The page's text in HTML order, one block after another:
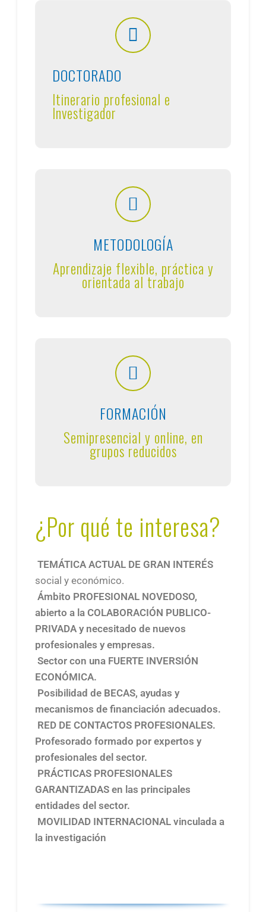
DOCTORADO
Itinerario profesional e
Investigador
METODOLOGÍA
Aprendizaje flexible, práctica y
orientada al trabajo
FORMACIÓN
Semipresencial y online, en
grupos reducidos
¿Por qué te interesa?
TEMÁTICA ACTUAL DE GRAN INTERÉS
social y económico.
Ámbito PROFESIONAL NOVEDOSO,
abierto a la COLABORACIÓN PUBLICO-
PRIVADAy necesitado de nuevos
profesionales y empresas.
Sector con una FUERTE INVERSIÓN
ECONÓMICA.
Posibilidad de BECAS, ayudas y
mecanismos de financiación adecuados.
RED DE CONTACTOS PROFESIONALES.
Profesorado formado por expertos y
profesionales del sector.
PRÁCTICAS PROFESIONALES
GARANTIZADAS en las principales
entidades del sector.
MOVILIDAD INTERNACIONAL vinculada a
la investigación